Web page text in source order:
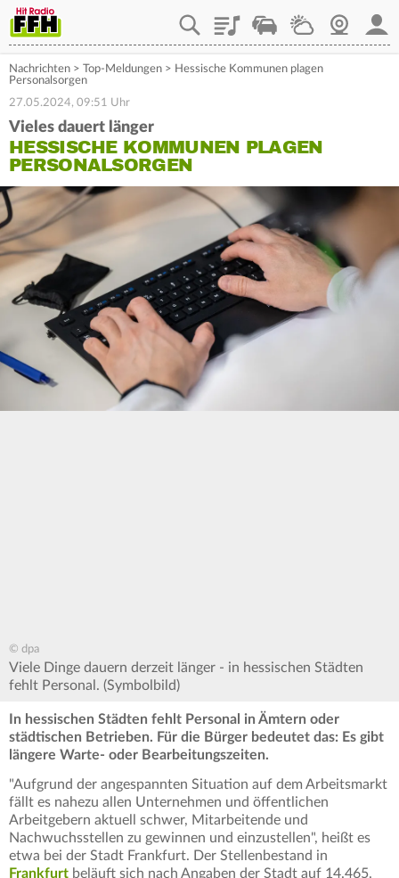
PlaylistStaupilotWetterWebcam
Nachrichten > Top-Meldungen > Hessische Kommunen plagen
Personalsorgen
27.05.2024, 09:51 Uhr
Vieles dauert länger
HESSISCHE KOMMUNEN PLAGEN
PERSONALSORGEN
© dpa
Viele Dinge dauern derzeit länger - in hessischen Städten
fehlt Personal. (Symbolbild)
In hessischen Städten fehlt Personal in Ämtern oder
städtischen Betrieben. Für die Bürger bedeutet das: Es gibt
längere Warte- oder Bearbeitungszeiten.
"Aufgrund der angespannten Situation auf dem Arbeitsmarkt
fällt es nahezu allen Unternehmen und öffentlichen
Arbeitgebern aktuell schwer, Mitarbeitende und
Nachwuchsstellen zu gewinnen und einzustellen", heißt es
etwa bei der Stadt Frankfurt. Der Stellenbestand in
Frankfurt beläuft sich nach Angaben der Stadt auf 14.465.